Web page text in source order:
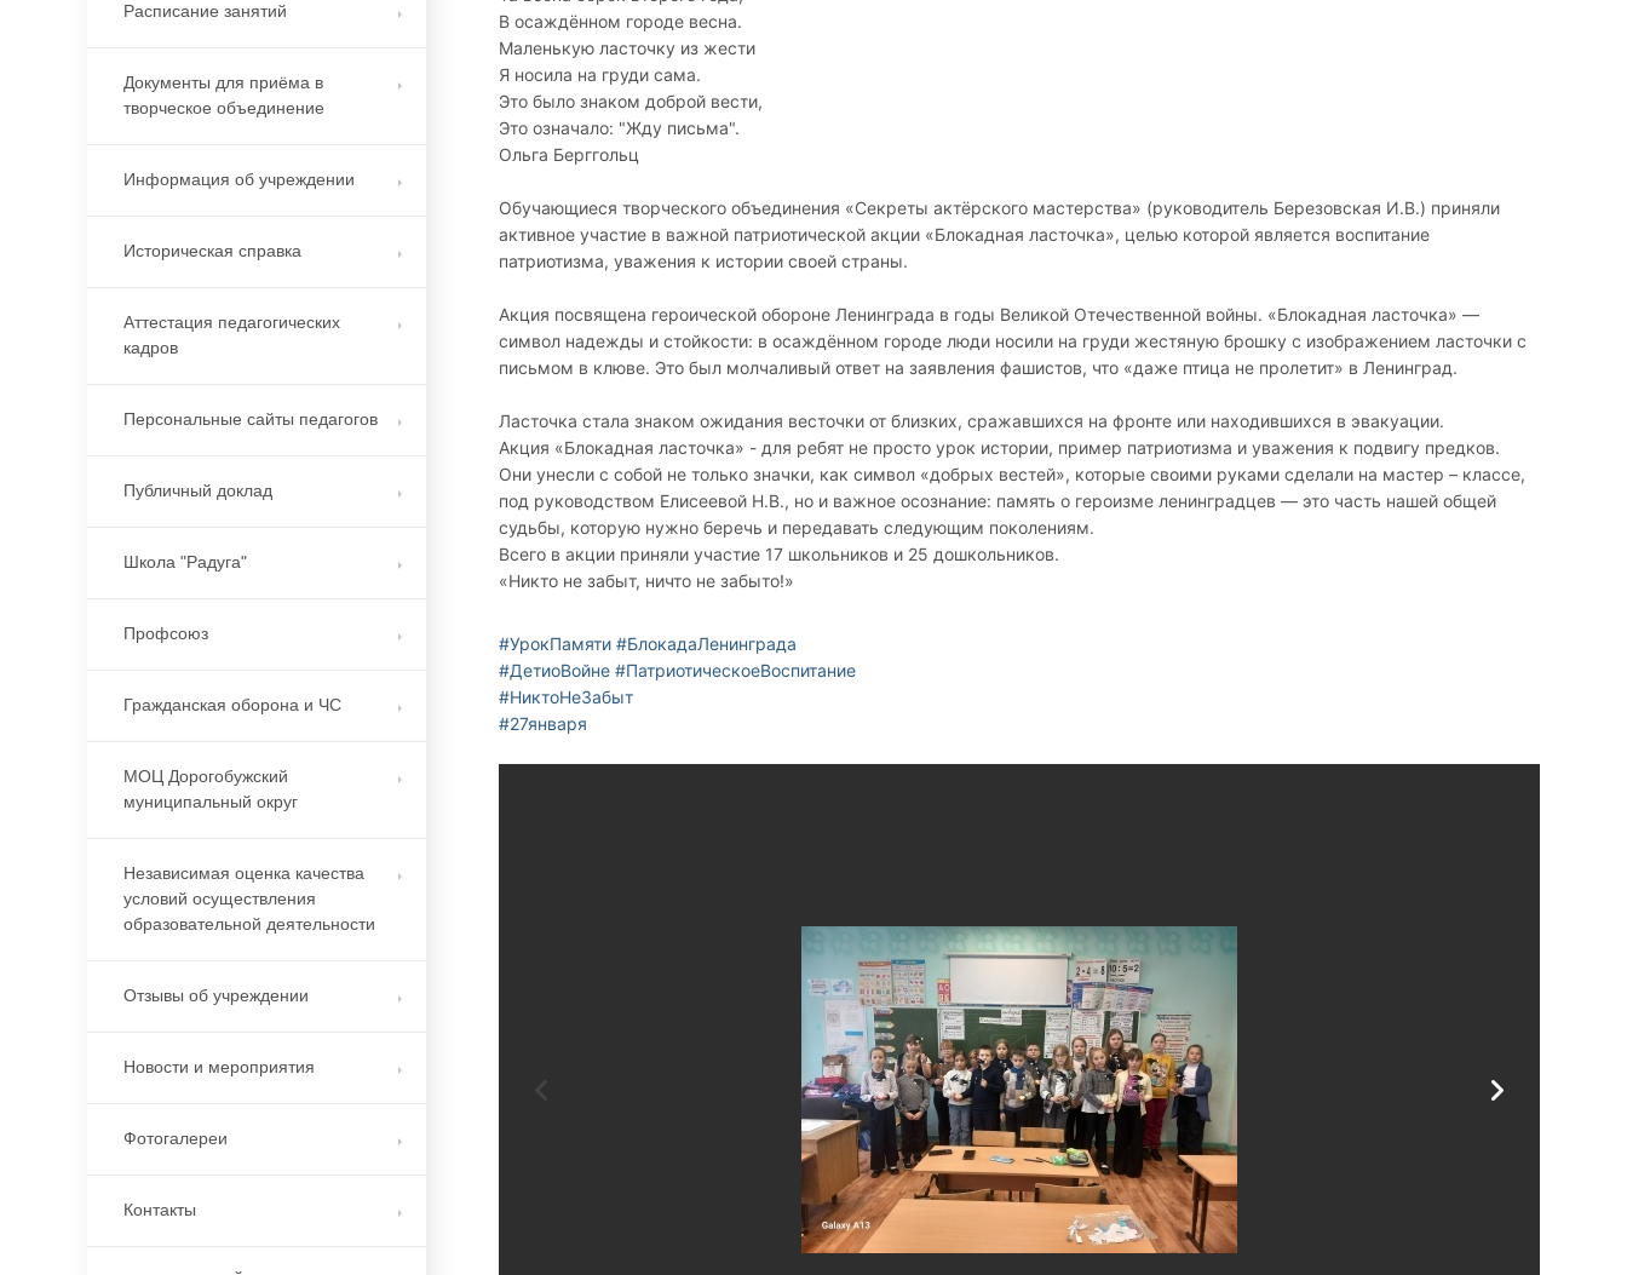
В осаждённом городе весна.
Маленькую ласточку из жести
Я носила на груди сама.
Это было знаком доброй вести,
Это означало: "Жду письма".
Ольга Берггольц
Обучающиеся творческого объединения «Секреты актёрского мастерства» (руководитель Березовская И.В.) приняли
активное участие в важной патриотической акции «Блокадная ласточка», целью которой является воспитание
патриотизма, уважения к истории своей страны.
Акция посвящена героической обороне Ленинграда в годы Великой Отечественной войны. «Блокадная ласточка» —
символ надежды и стойкости: в осаждённом городе люди носили на груди жестяную брошку с изображением ласточки с
письмом в клюве. Это был молчаливый ответ на заявления фашистов, что «даже птица не пролетит» в Ленинград.
Ласточка стала знаком ожидания весточки от близких, сражавшихся на фронте или находившихся в эвакуации.
Акция «Блокадная ласточка» - для ребят не просто урок истории, пример патриотизма и уважения к подвигу предков.
Они унесли с собой не только значки, как символ «добрых вестей», которые своими руками сделали на мастер – классе,
под руководством Елисеевой Н.В., но и важное осознание: память о героизме ленинградцев — это часть нашей общей
судьбы, которую нужно беречь и передавать следующим поколениям.
Всего в акции приняли участие 17 школьников и 25 дошкольников.
«Никто не забыт, ничто не забыто!»
#УрокПамяти #БлокадаЛенинграда
#ДетиоВойне #ПатриотическоеВоспитание
#НиктоНеЗабыт
#27января
Расписание занятий
Документы для приёма в
творческое объединение
Информация об учреждении
Историческая справка
Аттестация педагогических
кадров
Персональные сайты педагогов
Публичный доклад
Школа "Радуга"
Профсоюз
Гражданская оборона и ЧС
МОЦ Дорогобужский
муниципальный округ
Независимая оценка качества
условий осуществления
образовательной деятельности
Отзывы об учреждении
Новости и мероприятия
Фотогалереи
Контакты